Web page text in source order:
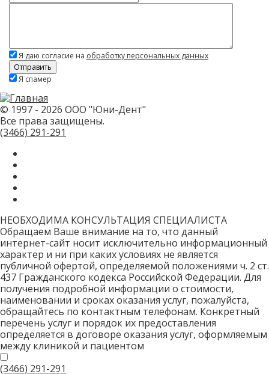
Вопрос
Я даю согласие на обработку персональных данных
Скажите,
не
заполняйте
это
поле.
CAPTCHA
только
роботов!
Я спамер
© 1997 - 2026 ООО "Юни-Дент"
Все права защищены.
(3466) 291-291
НЕОБХОДИМА КОНСУЛЬТАЦИЯ СПЕЦИАЛИСТА
Обращаем Ваше внимание на то, что данный
интернет-сайт носит исключительно информационный
характер и ни при каких условиях не является
публичной офертой, определяемой положениями ч. 2 ст.
437 Гражданского кодекса Российской Федерации. Для
получения подробной информации о стоимости,
наименовании и сроках оказания услуг, пожалуйста,
обращайтесь по контактным телефонам. Конкретный
перечень услуг и порядок их предоставления
определяется в договоре оказания услуг, оформляемым
между клиникой и пациентом
(3466) 291-291